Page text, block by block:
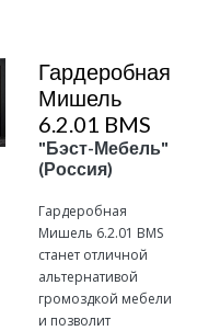
Гардеробная
Мишель
6.2.01 BMS
"Бэст-Мебель"
(Россия)
Гардеробная
Мишель 6.2.01 BMS
станет отличной
альтернативой
громоздкой мебели
и позволит